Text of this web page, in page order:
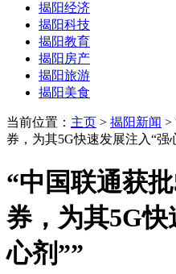
揭阳经济
揭阳科技
揭阳教育
揭阳房产
揭阳旅游
揭阳美食
当前位置： 主页 > 揭阳新闻 >
券，为其5G快速发展注入“强
“中国联通获
券，为其5G
心剂””